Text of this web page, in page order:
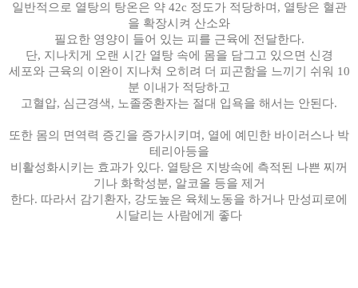
일반적으로 열탕의 탕온은 약 42c 정도가 적당하며, 열탕은 혈관
을 확장시켜 산소와
필요한 영양이 들어 있는 피를 근육에 전달한다.
단, 지나치게 오랜 시간 열탕 속에 몸을 담그고 있으면 신경
세포와 근육의 이완이 지나쳐 오히려 더 피곤함을 느끼기 쉬워 10
분 이내가 적당하고
고혈압, 심근경색, 노졸중환자는 절대 입욕을 해서는 안된다.
또한 몸의 면역력 증긴을 증가시키며, 열에 예민한 바이러스나 박
테리아등을
비활성화시키는 효과가 있다. 열탕은 지방속에 측적된 나쁜 찌꺼
기나 화학성분, 알코올 등을 제거
한다. 따라서 감기환자, 강도높은 육체노동을 하거나 만성피로에
시달리는 사람에게 좋다